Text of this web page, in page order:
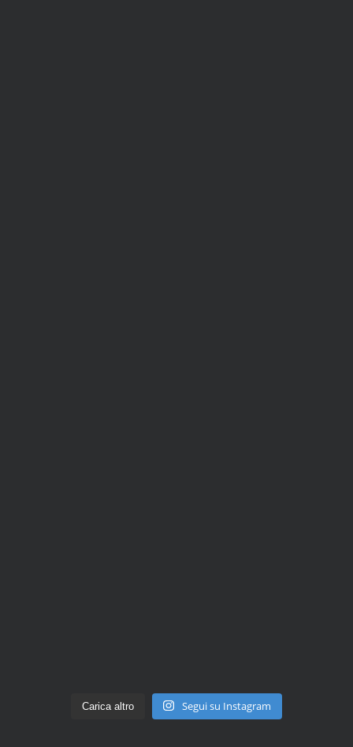
Carica altro Segui su Instagram